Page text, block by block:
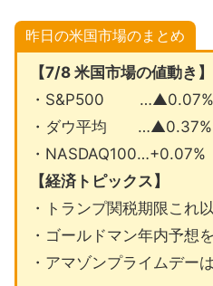
昨日の米国市場のまとめ
【7/8 米国市場の値動き】
・S&P500 …▲0.07%
・ダウ平均 …▲0.37%
・NASDAQ100…+0.07%
【経済トピックス】
・トランプ関税期限これ
・ゴールドマン年内予想
・アマゾンプライムデー